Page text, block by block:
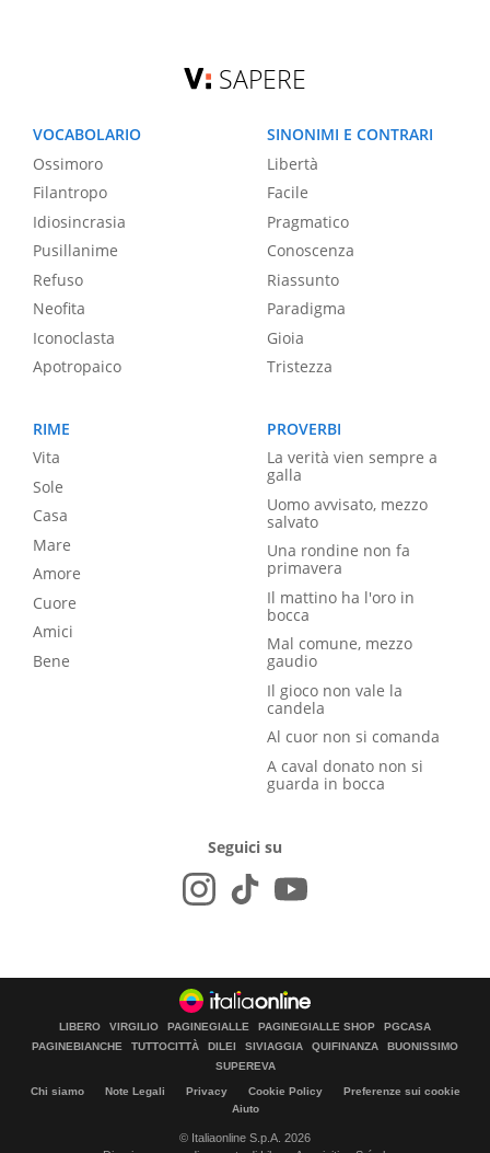
SAPERE
VOCABOLARIO
Ossimoro
Filantropo
Idiosincrasia
Pusillanime
Refuso
Neofita
Iconoclasta
Apotropaico
SINONIMI E CONTRARI
Libertà
Facile
Pragmatico
Conoscenza
Riassunto
Paradigma
Gioia
Tristezza
RIME
Vita
Sole
Casa
Mare
Amore
Cuore
Amici
Bene
PROVERBI
La verità vien sempre a
galla
Uomo avvisato, mezzo
salvato
Una rondine non fa
primavera
Il mattino ha l'oro in
bocca
Mal comune, mezzo
gaudio
Il gioco non vale la
candela
Al cuor non si comanda
A caval donato non si
guarda in bocca
Seguici su
LIBERO VIRGILIO PAGINEGIALLE PAGINEGIALLE SHOP
PGCASA
PAGINEBIANCHE
TUTTOCITTÀ DILEI SIVIAGGIA QUIFINANZA
BUONISSIMO
SUPEREVA
Chi siamo Note Legali Privacy Cookie Policy
Preferenze sui cookie
Aiuto
© Italiaonline S.p.A. 2026